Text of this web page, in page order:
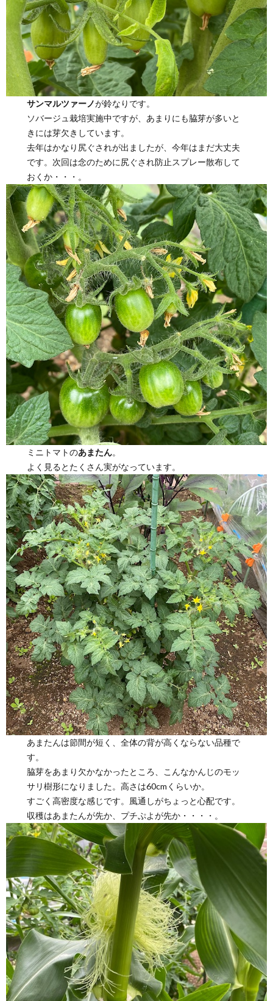
サンマルツァーノが鈴なりです。
ソバージュ栽培実施中ですが、あまりにも脇芽が多いと
きには芽欠きしています。
去年はかなり尻ぐされが出ましたが、今年はまだ大丈夫
です。次回は念のために尻ぐされ防止スプレー散布して
おくか・・・。
ミニトマトのあまたん。
よく見るとたくさん実がなっています。
あまたんは節間が短く、全体の背が高くならない品種で
す。
脇芽をあまり欠かなかったところ、こんなかんじのモッ
サリ樹形になりました。高さは60cmくらいか。
すごく高密度な感じです。風通しがちょっと心配です。
収穫はあまたんが先か、プチぷよが先か・・・・。